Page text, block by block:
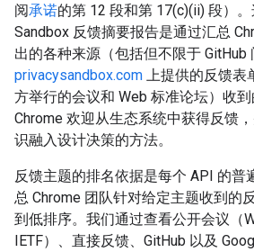
阅承诺的第 12 段和第 17(c)(ii) 段）
Sandbox 反馈摘要报告是通过汇总
出的各种来源（包括但不限于 GitHub
privacysandbox.com 上提供的反馈
方举行的会议和 Web 标准论坛）收到
Chrome 欢迎从生态系统中获得反馈
识融入设计决策的方法。
反馈主题的排名依据是每个 API 的普
总 Chrome 团队针对给定主题收到的
到低排序。我们通过查看公开会议（
IETF）、直接反馈、GitHub 以及